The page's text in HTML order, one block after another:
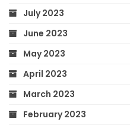
July 2023
June 2023
May 2023
April 2023
March 2023
February 2023